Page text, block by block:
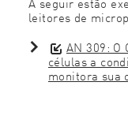
leitores de
AN 309: O
células a
monitora sua